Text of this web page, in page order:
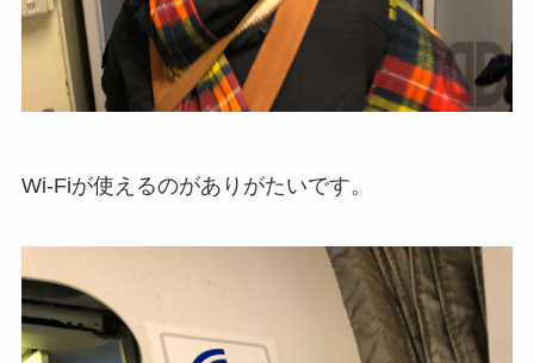
Wi-Fiが使えるのがありがたいです。